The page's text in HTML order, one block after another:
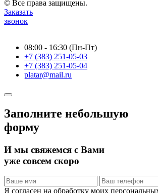
© Все права защищены.
Заказать
звонок
08:00 - 16:30 (Пн-Пт)
+7 (383) 251-05-03
+7 (383) 251-05-04
platar@mail.ru
Заполните небольшую
форму
И мы свяжемся с Вами
уже совсем скоро
Я согласен на обработку моих